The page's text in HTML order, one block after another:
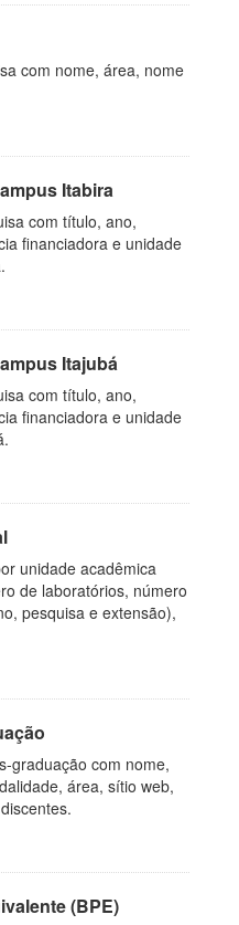
com nome, área, nome
Itabira
com título, ano,
financiadora e unidade
Itajubá
com título, ano,
financiadora e unidade
unidade acadêmica
de laboratórios, número
pesquisa e extensão),
graduação com nome,
área, sítio web,
(BPE)